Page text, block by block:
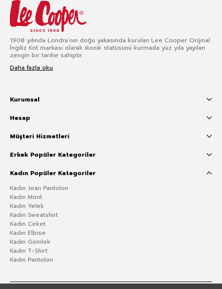
1908 yılında Londra’nın doğu yakasında kurulan Lee Cooper Orijinal
İngiliz Kot markası olarak ikonik statüsünü kurmada yüz yıla yayılan
zengin bir tarihe sahiptir.
Daha fazla oku
Kurumsal
Hesap
Müşteri Hizmetleri
Erkek Popüler Kategoriler
Kadın Popüler Kategoriler
Kadın Jean Pantolon
Kadın Mont
Kadın Yelek
Kadın Sweatshirt
Kadın Ceket
Kadın Elbise
Kadın Gömlek
Kadın T-Shirt
Kadın Pantolon